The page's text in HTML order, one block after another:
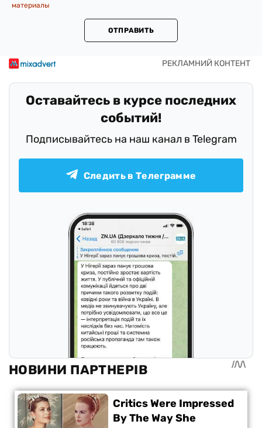
материалы
ОТПРАВИТЬ
Оставайтесь в курсе последних
событий!
Подписывайтесь на наш канал в Telegram
Следить в Телеграмме